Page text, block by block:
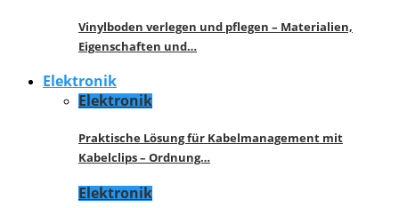
Vinylboden verlegen und pflegen – Materialien,
Eigenschaften und…
Elektronik
Elektronik
Praktische Lösung für Kabelmanagement mit
Kabelclips – Ordnung…
Elektronik